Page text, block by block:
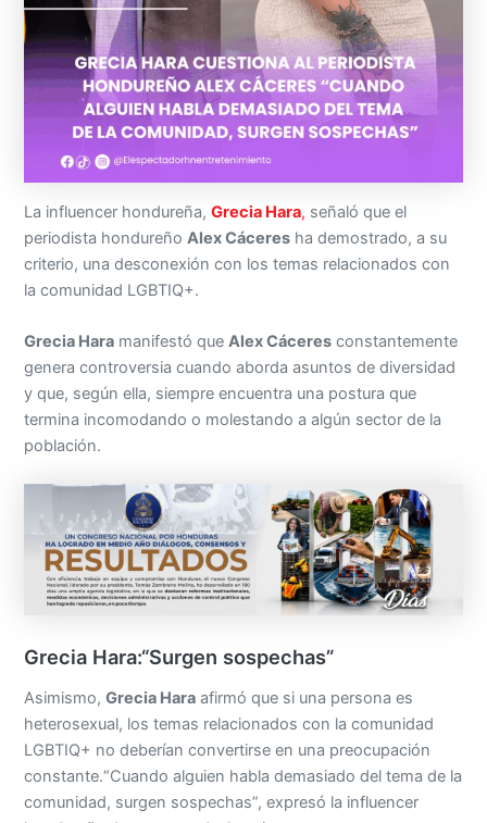
La influencer hondureña,Grecia Hara, señaló que el
periodista hondureñoAlex Cáceres ha demostrado, a su
criterio, una desconexión con los temas relacionados con
la comunidad LGBTIQ+.
Grecia Hara manifestó queAlex Cáceres constantemente
genera controversia cuando aborda asuntos de diversidad
y que, según ella, siempre encuentra una postura que
termina incomodando o molestando a algún sector de la
población.
Grecia Hara:“Surgen sospechas”
Asimismo,Grecia Hara afirmó que si una persona es
heterosexual, los temas relacionados con la comunidad
LGBTIQ+ no deberían convertirse en una preocupación
constante.“Cuando alguien habla demasiado del tema de la
comunidad, surgen sospechas”, expresó la influencer